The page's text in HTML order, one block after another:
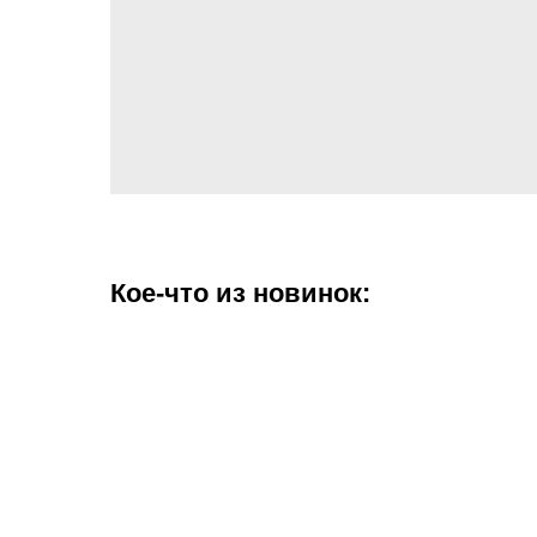
Кое-что из новинок: